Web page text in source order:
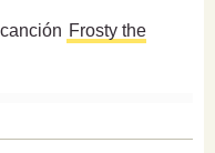
Frosty the